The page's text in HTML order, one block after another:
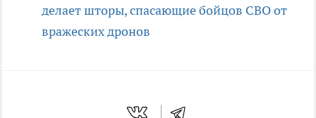
делает шторы, спасающие бойцов СВО от
вражеских дронов